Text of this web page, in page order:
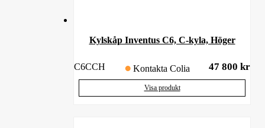
Kylskåp Inventus C6, C-kyla, Höger
C6CCH Kontakta Colia 47 800 kr
Visa produkt